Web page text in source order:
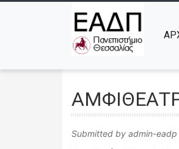
Submitted by admin-eadp